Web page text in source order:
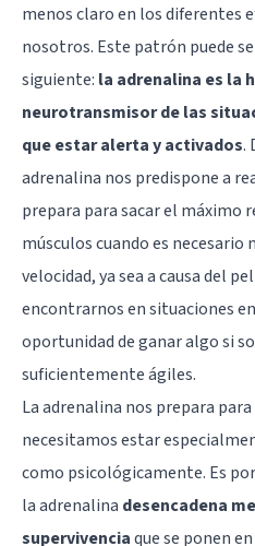
menos claro en los diferentes
nosotros. Este patrón puede
siguiente: la adrenalina es la
neurotransmisor de las
que estar alerta y activados.
adrenalina nos predispone a
prepara para sacar el máximo
músculos cuando es necesario
velocidad, ya sea a causa del
encontrarnos en situaciones
oportunidad de ganar algo si
suficientemente ágiles.
La adrenalina nos prepara
necesitamos estar
como psicológicamente. Es
la adrenalina desencadena
supervivenciaque se ponen